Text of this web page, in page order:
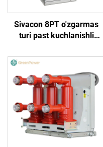
Sivacon 8PT o'zgarmas
turi past kuchlanishli